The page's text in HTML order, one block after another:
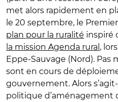
met alors rapidement en
le 20 septembre, le
plan pour la ruralité inspiré
la mission Agenda rural ,
Eppe-Sauvage (Nord). Pas
sont en cours de
gouvernement. Alors
politique d’aménagement